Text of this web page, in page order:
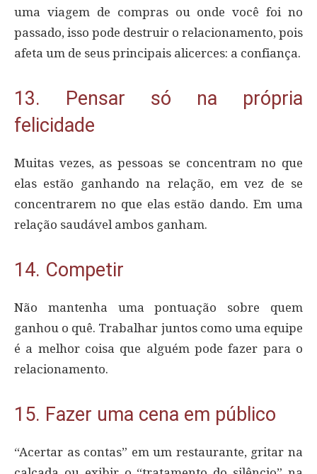
uma viagem de compras ou onde você foi no
passado, isso pode destruir o relacionamento, pois
afeta um de seus principais alicerces: a confiança.
13. Pensar só na própria
felicidade
Muitas vezes, as pessoas se concentram no que
elas estão ganhando na relação, em vez de se
concentrarem no que elas estão dando. Em uma
relação saudável ambos ganham.
14. Competir
Não mantenha uma pontuação sobre quem
ganhou o quê. Trabalhar juntos como uma equipe
é a melhor coisa que alguém pode fazer para o
relacionamento.
15. Fazer uma cena em público
“Acertar as contas” em um restaurante, gritar na